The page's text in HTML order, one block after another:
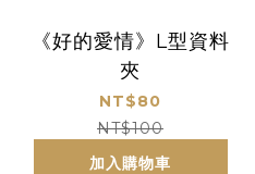
《好的愛情》L型資料
夾
NT$80
NT$100
加入購物車